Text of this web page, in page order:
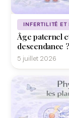
INFERTILITÉ ET
Âge paternel
descendance ?
5 juillet 2026